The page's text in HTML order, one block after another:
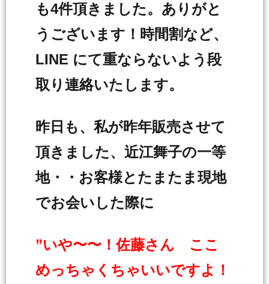
も4件頂きました。ありがと
うございます！時間割など、
LINE にて重ならないよう段
取り連絡いたします。
昨日も、私が昨年販売させて
頂きました、近江舞子の一等
地・・お客様とたまたま現地
でお会いした際に
”いや〜〜！佐藤さん ここ
めっちゃくちゃいいですよ！